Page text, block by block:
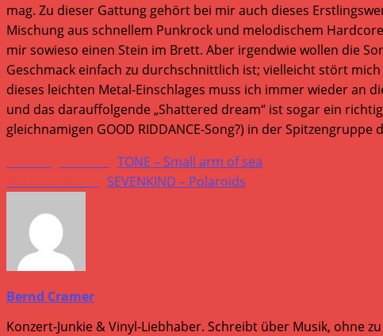
mag. Zu dieser Gattung gehört bei mir auch dieses
Mischung aus schnellem Punkrock und melodischem
mir sowieso einen Stein im Brett. Aber irgendwie wollen die
Geschmack einfach zu durchschnittlich ist; vielleicht stört
dieses leichten Metal-Einschlages muss ich immer wieder an
und das darauffolgende „Shattered dream“ ist sogar ein
gleichnamigen GOOD RIDDANCE-Song?) in der
Weitere
Artikel
ansehen
TONE – Small arm of sea
SEVENKIND – Polaroids
Bernd Cramer
Konzert-Junkie & Vinyl-Liebhaber. Schreibt über Musik, ohne